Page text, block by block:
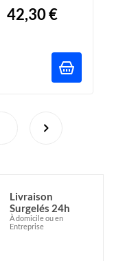
42,30 €
Livraison
Surgelés 24h
À domicile ou en
Entreprise